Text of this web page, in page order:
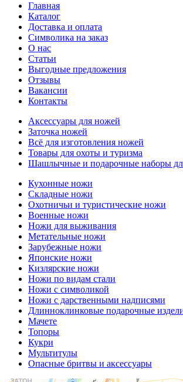
Главная
Каталог
Доставка и оплата
Символика на заказ
О нас
Статьи
Выгодные предложения
Отзывы
Вакансии
Контакты
Аксессуары для ножей
Заточка ножей
Всё для изготовления ножей
Товары для охоты и туризма
Шашлычные и подарочные наборы
Кухонные ножи
Складные ножи
Охотничьи и туристические ножи
Военные ножи
Ножи для выживания
Метательные ножи
Зарубежные ножи
Японские ножи
Кизлярские ножи
Ножи по видам стали
Ножи с символикой
Ножи с дарственными надписями
Длинноклинковые подарочные
Мачете
Топоры
Кукри
Мультитулы
Опасные бритвы и аксессуары